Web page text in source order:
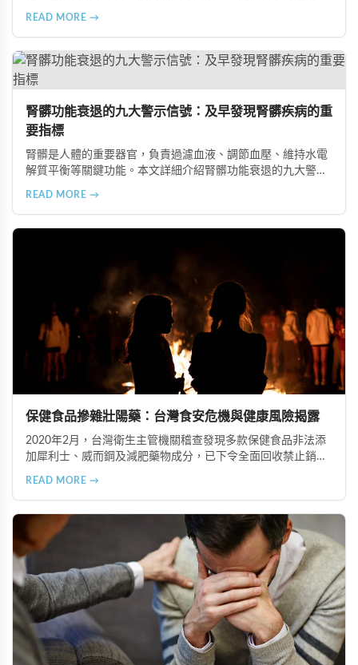
READ MORE →
腎髒功能衰退的九大警示信號：及早發現腎髒疾病的重
要指標
腎髒是人體的重要器官，負責過濾血液、調節血壓、維持水電
解質平衡等關鍵功能。本文詳細介紹腎髒功能衰退的九大警示
便困難以及頭暈伴隨耳鳴等症狀，幫助您及早發現腎髒疾病的
READ MORE →
保健食品摻雜壯陽藥：台灣食安危機與健康風險揭露
2020年2月，台灣衛生主管機關稽查發現多款保健食品非法添
加犀利士、威而鋼及減肥藥物成分，已下令全面回收禁止銷
READ MORE →